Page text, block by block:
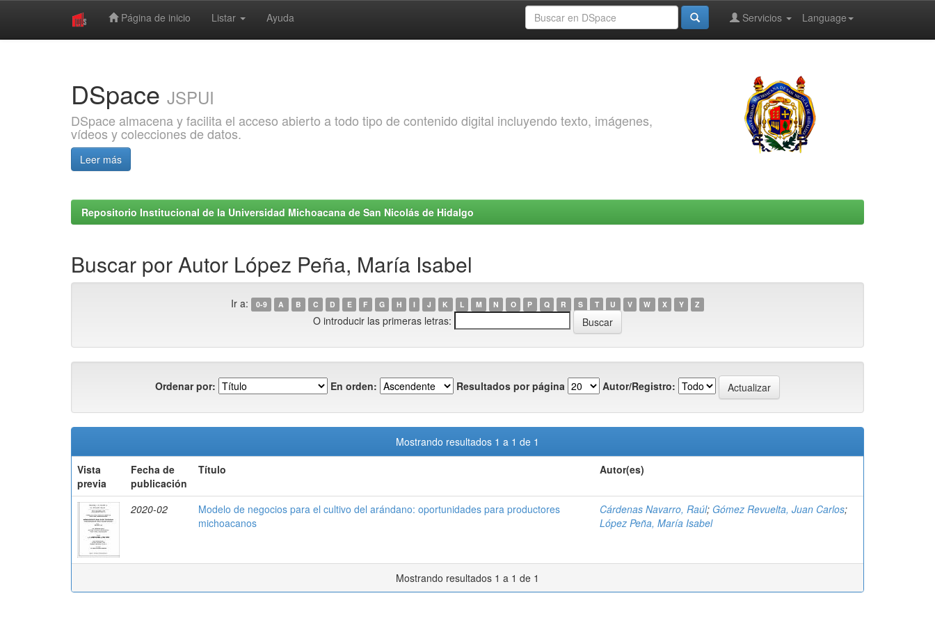
Página de inicio Listar Ayuda Language
Servicios
DSpace JSPUI
DSpace almacena y facilita el acceso abierto a todo tipo de contenido digital incluyendo texto, imágenes,
vídeos y colecciones de datos.
Leer más
Repositorio Institucional de la Universidad Michoacana de San Nicolás de Hidalgo
Buscar por Autor López Peña, María Isabel
Ir a: 0-9 A B C D E F G H I J K L M N O P Q R S T U V W X Y Z
O introducir las primeras letras:
Ordenar por: En orden: Resultados por página Autor/Registro:
Mostrando resultados 1 a 1 de 1
Vista
previa
Fecha de
publicación
Título Autor(es)
2020-02
Modelo de negocios para el cultivo del arándano: oportunidades para productores
michoacanos
Cárdenas Navarro, Raúl; Gómez Revuelta, Juan Carlos;
López Peña, María Isabel
Mostrando resultados 1 a 1 de 1